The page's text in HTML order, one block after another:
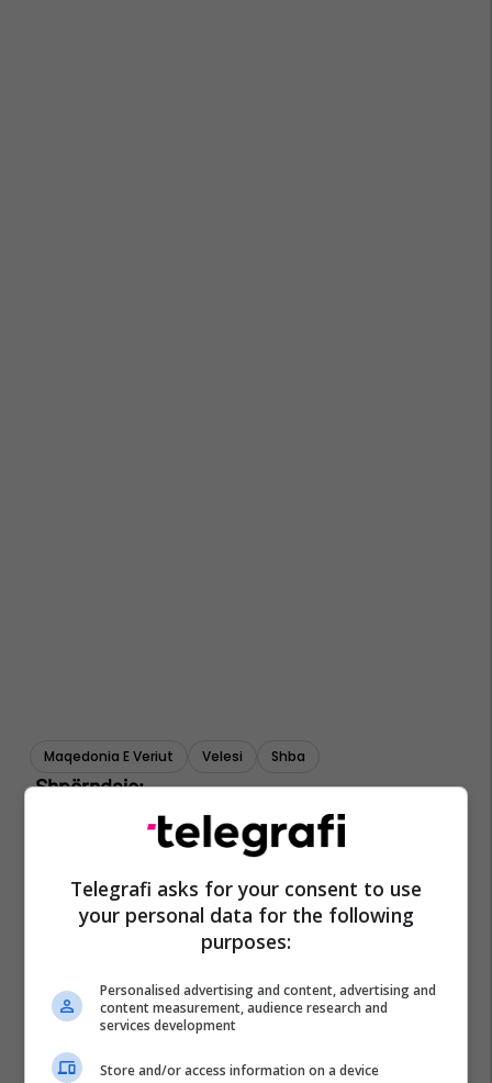
Maqedonia E Veriut Velesi Shba
Telegrafi asks for your consent to use
your personal data for the following
purposes:
Personalised advertising and content, advertising and
content measurement, audience research and
services development
Store and/or access information on a device